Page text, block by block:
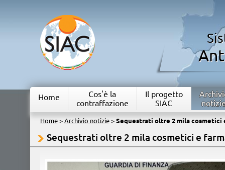
Home
Cos'è la
contraffazione
Il progetto
SIAC
Home> Archivio notizie> Sequestrati oltre 2 mila cosmetici
Sequestrati oltre 2 mila cosmetici e